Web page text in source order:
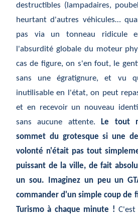
destructibles (lampadaires,
heurtant d'autres véhicules…
pas via un tonneau ridicule
l'absurdité globale du moteur
cas de figure, on s'en fout, le
sans une égratignure, et vu
inutilisable en l'état, on peut
et en recevoir un nouveau
sans aucune attente.
Le tout
sommet du grotesque si une
volonté n'était pas tout
puissant de la ville, de fait
un sou. Imaginez un peu un
commander d'un simple coup de
Turismo à chaque minute !